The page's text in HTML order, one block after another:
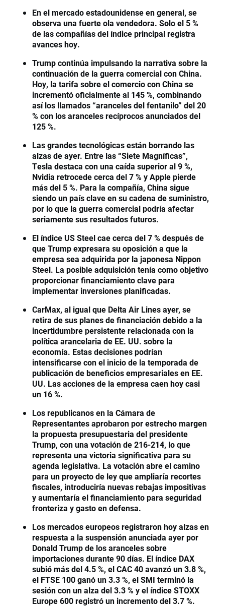
En el mercado estadounidense en general, se
observa una fuerte ola vendedora. Solo el 5 %
de las compañías del índice principal registra
avances hoy.
Trump continúa impulsando la narrativa sobre la
continuación de la guerra comercial con China.
Hoy, la tarifa sobre el comercio con China se
incrementó oficialmente al 145 %, combinando
así los llamados “aranceles del fentanilo” del 20
% con los aranceles recíprocos anunciados del
125 %.
Las grandes tecnológicas están borrando las
alzas de ayer. Entre las “Siete Magníficas”,
Tesla destaca con una caída superior al 9 %,
Nvidia retrocede cerca del 7 % y Apple pierde
más del 5 %. Para la compañía, China sigue
siendo un país clave en su cadena de suministro,
por lo que la guerra comercial podría afectar
seriamente sus resultados futuros.
El índice US Steel cae cerca del 7 % después de
que Trump expresara su oposición a que la
empresa sea adquirida por la japonesa Nippon
Steel. La posible adquisición tenía como objetivo
proporcionar financiamiento clave para
implementar inversiones planificadas.
CarMax, al igual que Delta Air Lines ayer, se
retira de sus planes de financiación debido a la
incertidumbre persistente relacionada con la
política arancelaria de EE. UU. sobre la
economía. Estas decisiones podrían
intensificarse con el inicio de la temporada de
publicación de beneficios empresariales en EE.
UU. Las acciones de la empresa caen hoy casi
un 16 %.
Los republicanos en la Cámara de
Representantes aprobaron por estrecho margen
la propuesta presupuestaria del presidente
Trump, con una votación de 216-214, lo que
representa una victoria significativa para su
agenda legislativa. La votación abre el camino
para un proyecto de ley que ampliaría recortes
fiscales, introduciría nuevas rebajas impositivas
y aumentaría el financiamiento para seguridad
fronteriza y gasto en defensa.
Los mercados europeos registraron hoy alzas en
respuesta a la suspensión anunciada ayer por
Donald Trump de los aranceles sobre
importaciones durante 90 días. El índice DAX
subió más del 4.5 %, el CAC 40 avanzó un 3.8 %,
el FTSE 100 ganó un 3.3 %, el SMI terminó la
sesión con un alza del 3.3 % y el índice STOXX
Europe 600 registró un incremento del 3.7 %.